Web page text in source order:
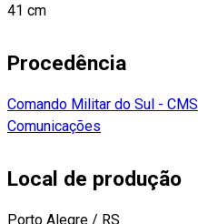
41 cm
Procedência
Comando Militar do Sul - CMS
Comunicações
Local de produção
Porto Alegre / RS